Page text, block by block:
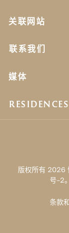
关联网站
联系我们
媒体
RESIDENCES
版权所有 2026
号-2。
条款